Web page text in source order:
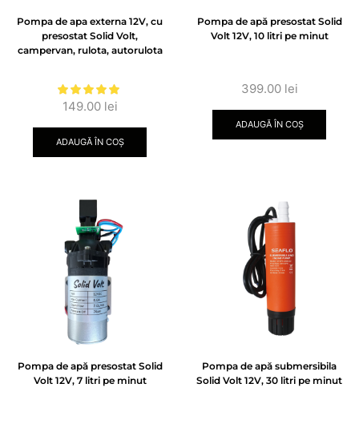
Pompa de apa externa 12V, cu
presostat Solid Volt,
campervan, rulota, autorulota
149.00 lei
ADAUGĂ ÎN COȘ
Pompa de apă presostat Solid
Volt 12V, 10 litri pe minut
399.00 lei
ADAUGĂ ÎN COȘ
Pompa de apă presostat Solid
Volt 12V, 7 litri pe minut
Pompa de apă submersibila
Solid Volt 12V, 30 litri pe minut